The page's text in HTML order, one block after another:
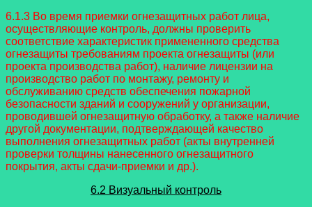
6.1.3 Во время приемки огнезащитных работ лица,
осуществляющие контроль, должны проверить
соответствие характеристик примененного средства
огнезащиты требованиям проекта огнезащиты (или
проекта производства работ), наличие лицензии на
производство работ по монтажу, ремонту и
обслуживанию средств обеспечения пожарной
безопасности зданий и сооружений у организации,
проводившей огнезащитную обработку, а также наличие
другой документации, подтверждающей качество
выполнения огнезащитных работ (акты внутренней
проверки толщины нанесенного огнезащитного
покрытия, акты сдачи-приемки и др.).
6.2 Визуальный контроль